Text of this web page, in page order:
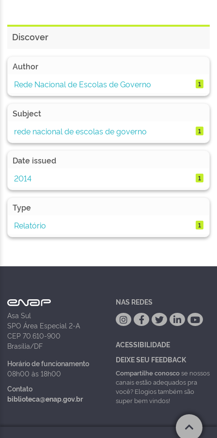
Discover
Author
Rede Nacional de Escolas de Governo
1
Subject
rede nacional de escolas de governo
1
Date issued
2014
1
Type
Relatório
1
Asa Sul
SPO Área Especial 2-A
CEP 70.610-900
Brasília/DF
Horário de funcionamento
08h00 às 18h00
Contato
biblioteca@enap.gov.br
NAS REDES
ACESSIBILIDADE
DEIXE SEU FEEDBACK
Compartilhe conoscose nossos
canais estão adequados pra
você? Elogios também são
super bem vindos!